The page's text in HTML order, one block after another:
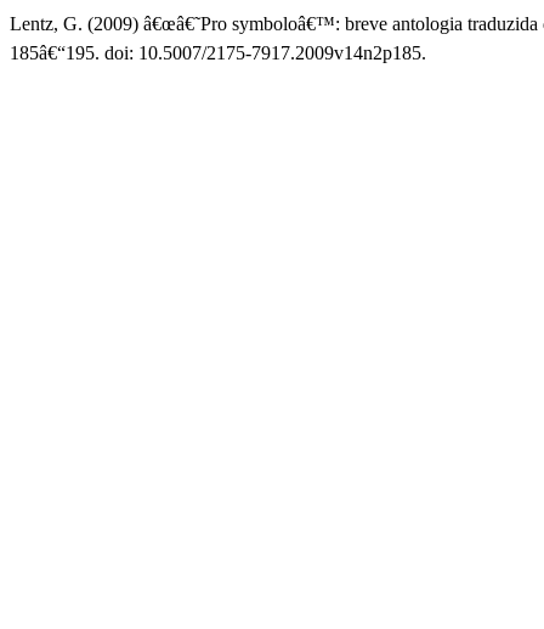
Lentz, G. (2009) â€œâ€˜Pro symboloâ€™: breve antologia traduzida
185â€“195. doi: 10.5007/2175-7917.2009v14n2p185.